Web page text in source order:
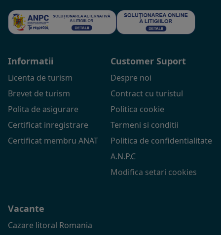
Informatii
Licenta de turism
Brevet de turism
Polita de asigurare
Certificat inregistrare
Certificat membru ANAT
Customer Suport
Despre noi
Contract cu turistul
Politica cookie
Termeni si conditii
Politica de confidentialitate
A.N.P.C
Modifica setari cookies
Vacante
Cazare litoral Romania